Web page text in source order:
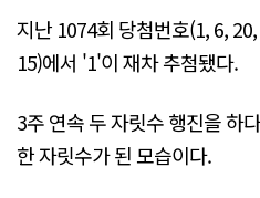
지난 1074회 당첨번호(1, 6,
15)에서 '1'이 재차 추첨됐다.
3주 연속 두 자릿수 행진을 하
한 자릿수가 된 모습이다.